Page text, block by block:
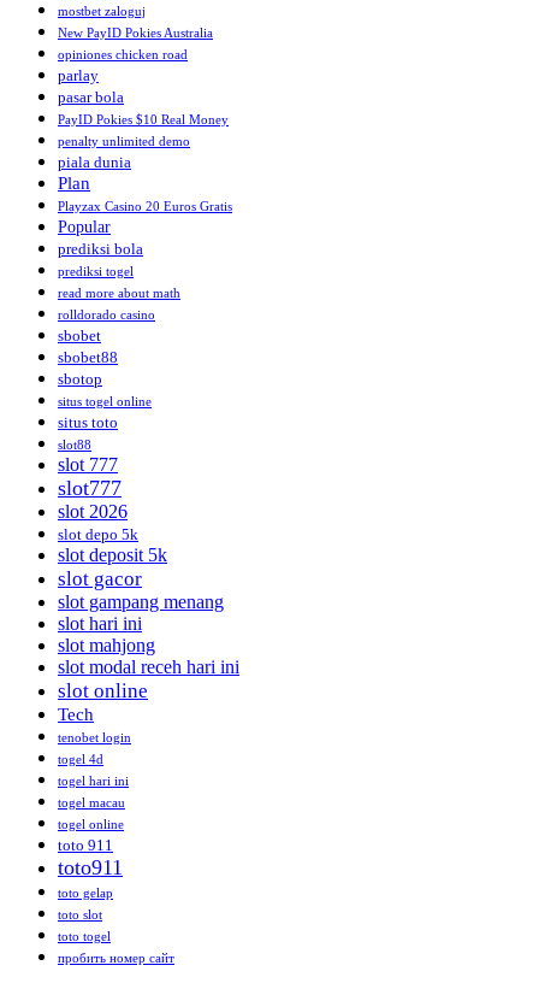
mostbet zaloguj
New PayID Pokies Australia
opiniones chicken road
parlay
pasar bola
PayID Pokies $10 Real Money
penalty unlimited demo
piala dunia
Plan
Playzax Casino 20 Euros Gratis
Popular
prediksi bola
prediksi togel
read more about math
rolldorado casino
sbobet
sbobet88
sbotop
situs togel online
situs toto
slot88
slot 777
slot777
slot 2026
slot depo 5k
slot deposit 5k
slot gacor
slot gampang menang
slot hari ini
slot mahjong
slot modal receh hari ini
slot online
Tech
tenobet login
togel 4d
togel hari ini
togel macau
togel online
toto 911
toto911
toto gelap
toto slot
toto togel
пробить номер сайт